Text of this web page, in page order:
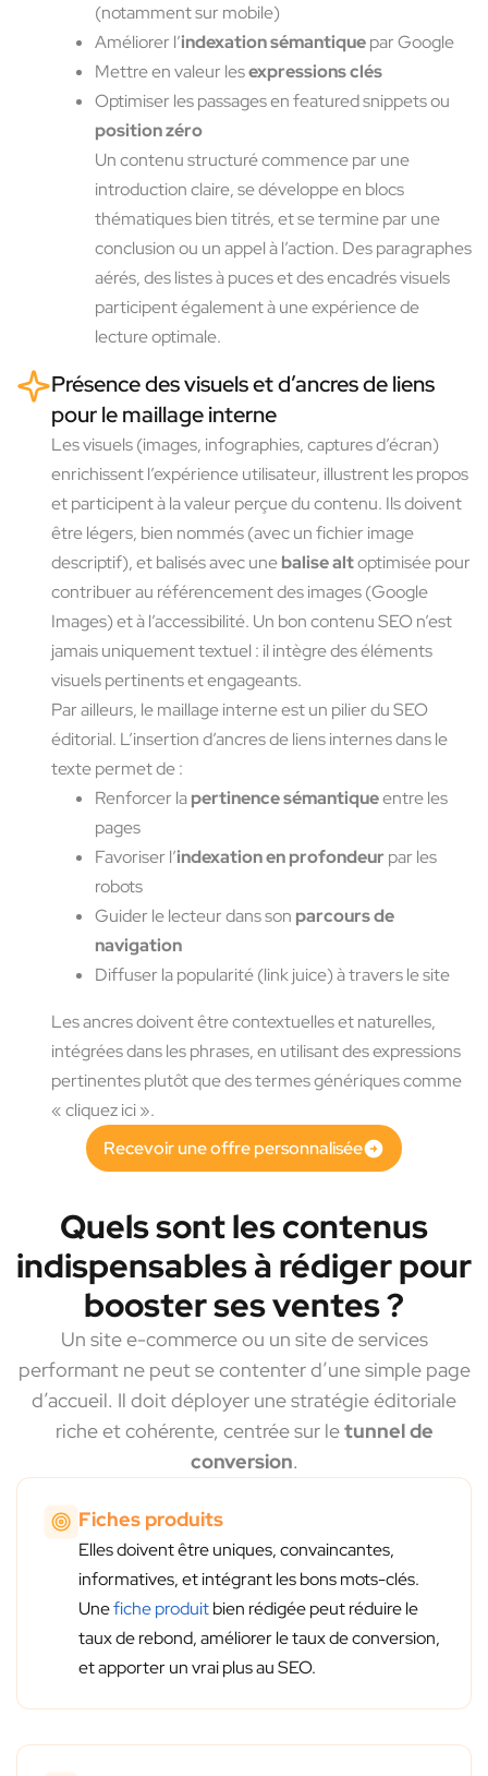
(notamment sur mobile)
Améliorer l’indexation sémantiquepar Google
Mettre en valeur lesexpressions clés
Optimiser les passages en featured snippets ou
position zéro
Un contenu structuré commence par une
introduction claire, se développe en blocs
thématiques bien titrés, et se termine par une
conclusion ou un appel à l’action. Des paragraphes
aérés, des listes à puces et des encadrés visuels
participent également à une expérience de
lecture optimale.
Présence des visuels et d’ancres de liens
pour le maillage interne
Les visuels (images, infographies, captures d’écran)
enrichissent l’expérience utilisateur, illustrent les propos
et participent à la valeur perçue du contenu. Ils doivent
être légers, bien nommés (avec un fichier image
descriptif), et balisés avec unebalise altoptimisée pour
contribuer au référencement des images (Google
Images) et à l’accessibilité. Un bon contenu SEO n’est
jamais uniquement textuel : il intègre des éléments
visuels pertinents et engageants.
Par ailleurs, le maillage interne est un pilier du SEO
éditorial. L’insertion d’ancres de liens internes dans le
texte permet de :
Renforcer lapertinence sémantiqueentre les
pages
Favoriser l’indexation en profondeurpar les
robots
Guider le lecteur dans son parcours de
navigation
Diffuser la popularité (link juice) à travers le site
Les ancres doivent être contextuelles et naturelles,
intégrées dans les phrases, en utilisant des expressions
pertinentes plutôt que des termes génériques comme
« cliquez ici ».
Recevoir une offre personnalisée
Quels sont les contenus
indispensables à rédiger pour
booster ses ventes ?
Un site e-commerce ou un site de services
performant ne peut se contenter d’une simple page
d’accueil. Il doit déployer une stratégie éditoriale
riche et cohérente, centrée sur letunnel de
conversion.
Fiches produits
Elles doivent être uniques, convaincantes,
informatives, et intégrant les bons mots-clés.
Unefiche produitbien rédigée peut réduire le
taux de rebond, améliorer le taux de conversion,
et apporter un vrai plus au SEO.